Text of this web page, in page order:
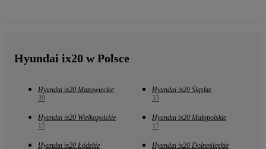
Hyundai ix20 w Polsce
Hyundai ix20 Mazowieckie
39
Hyundai ix20 Śląskie
33
Hyundai ix20 Wielkopolskie
17
Hyundai ix20 Małopolskie
17
Hyundai ix20 Łódzkie
Hyundai ix20 Dolnośląskie